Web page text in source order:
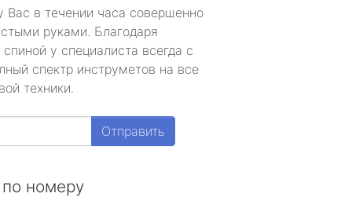
Вас в течении часа совершенно
руками. Благодаря
у специалиста всегда с
спектр инструметов на все
техники.
Отправить
номеру